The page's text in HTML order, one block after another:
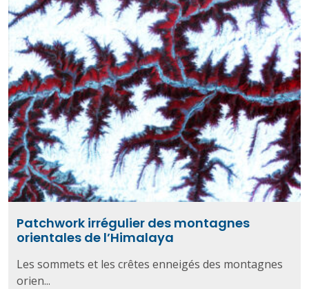
Patchwork irrégulier des montagnes
orientales de l’Himalaya
Les sommets et les crêtes enneigés des montagnes
orien...